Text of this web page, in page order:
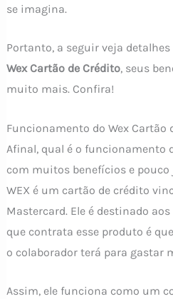
se imagina.
Portanto, a seguir veja
Wex Cartão de Crédito, seus
muito mais. Confira!
Funcionamento do Wex Cartão
Afinal, qual é o funcionamento
com muitos benefícios e
WEX é um cartão de crédito
Mastercard. Ele é destinado
que contrata esse produto é
o colaborador terá para gastar
Assim, ele funciona como um